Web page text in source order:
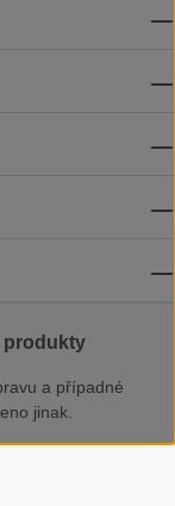
produkty
a případné
jinak.